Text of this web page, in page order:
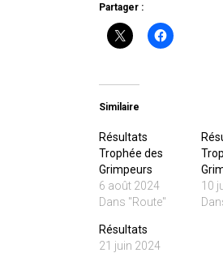
Partager :
Similaire
Résultats
Trophée des
Grimpeurs
6 août 2024
Dans "Route"
10
Résultats
21 juin 2024